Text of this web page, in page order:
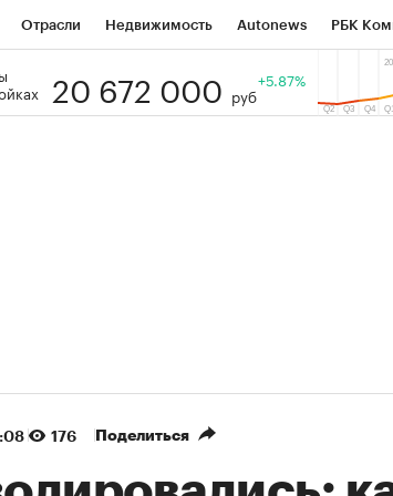
Отрасли Недвижимость Autonews РБК
Тренды
20 672 000 руб
+5.87%
176 Поделиться